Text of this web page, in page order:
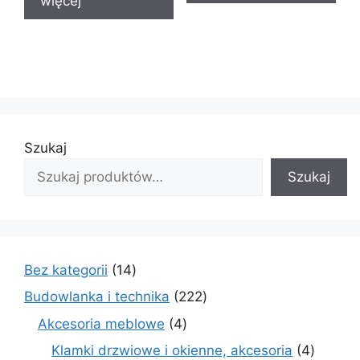
Szukaj
Szukaj
Bez kategorii 1414
produktów
Budowlanka i technika 222222
Akcesoria meblowe 44
produkty
Klamki drzwiowe i okienne, akcesoria 44